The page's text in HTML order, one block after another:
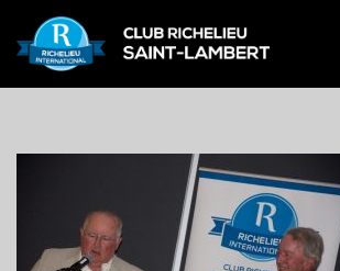
ŒUVRES
ÉVÉNEMENTS
MEMBRES
ŒUVRES
ÉVÉNEMENTS